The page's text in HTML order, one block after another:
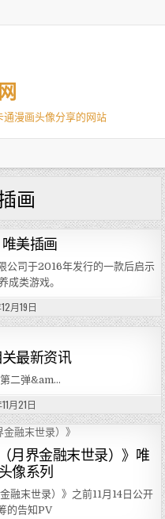
漫画头像分享的网站
画
唯美插画
公司于2016年发行的一款后启示
成类游戏。
月19日
关最新资讯
二弹&am…
月21日
（月界金融末世录）》唯
像系列
融末世录）》之前11月14日公开
的告知PV